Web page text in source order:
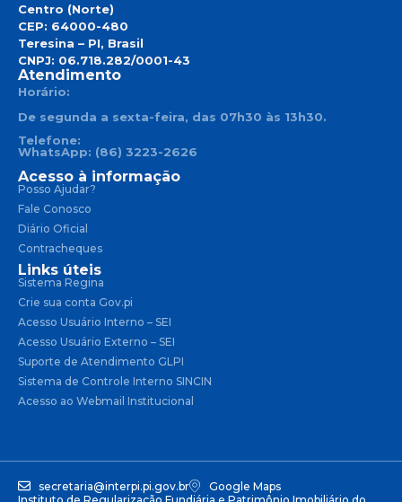
Centro (Norte)
CEP: 64000-480
Teresina – PI, Brasil
CNPJ: 06.718.282/0001-43
Atendimento
Horário:
De segunda a sexta-feira, das 07h30 às 13h30.
Telefone:
WhatsApp: (86) 3223-2626
Acesso à informação
Posso Ajudar?
Fale Conosco
Diário Oficial
Contracheques
Links úteis
Sistema Regina
Crie sua conta Gov.pi
Acesso Usuário Interno – SEI
Acesso Usuário Externo – SEI
Suporte de Atendimento GLPI
Sistema de Controle Interno SINCIN
Acesso ao Webmail Institucional
secretaria@interpi.pi.gov.br
Google Maps